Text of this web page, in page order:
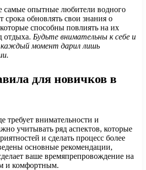
самые опытные любители водного
срока обновлять свои знания о
способны повлиять на их
отдыха. Будьте внимательны к себе и
момент дарил лишь
для новичков в
требует внимательности и
учитывать ряд аспектов, которые
и сделать процесс более
основные рекомендации,
ваше времяпрепровождение на
и комфортным.